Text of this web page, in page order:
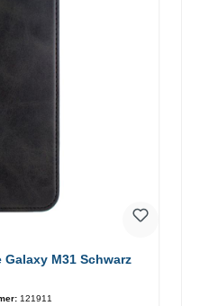
M31 Schwarz
121911